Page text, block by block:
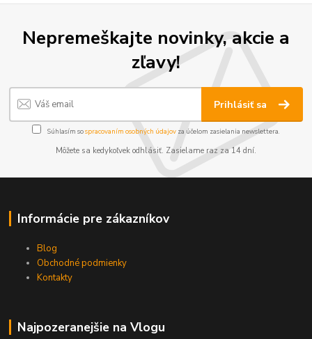
Nepremeškajte novinky, akcie a
zľavy!
Prihlásiť sa
Súhlasím sospracovaním osobných údajov za účelom zasielania newslettera.
Môžete sa kedykoľvek odhlásiť. Zasielame raz za 14 dní.
Informácie pre zákazníkov
Blog
Obchodné podmienky
Kontakty
Najpozeranejšie na Vlogu